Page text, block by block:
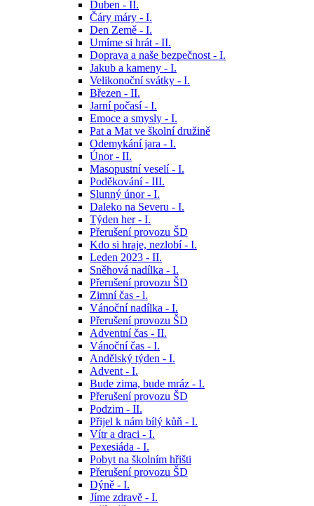
Duben - II.
Čáry máry - I.
Den Země - I.
Umíme si hrát - II.
Doprava a naše bezpečnost - I.
Jakub a kameny - I.
Velikonoční svátky - I.
Březen - II.
Jarní počasí - I.
Emoce a smysly - I.
Pat a Mat ve školní družině
Odemykání jara - I.
Únor - II.
Masopustní veselí - I.
Poděkování - III.
Slunný únor - I.
Daleko na Severu - I.
Týden her - I.
Přerušení provozu ŠD
Kdo si hraje, nezlobí - I.
Leden 2023 - II.
Sněhová nadílka - I.
Přerušení provozu ŠD
Zimní čas - l.
Vánoční nadílka - I.
Přerušení provozu ŠD
Adventní čas - II.
Vánoční čas - I.
Andělský týden - I.
Advent - I.
Bude zima, bude mráz - I.
Přerušení provozu ŠD
Podzim - II.
Přijel k nám bílý kůň - I.
Vítr a draci - I.
Pexesiáda - I.
Pobyt na školním hřišti
Přerušení provozu ŠD
Dýně - I.
Jíme zdravě - I.